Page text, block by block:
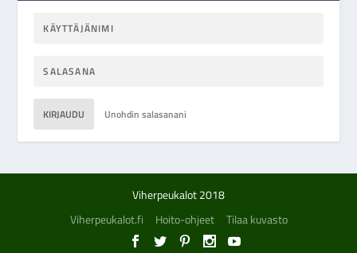
KIRJAUDU Unohdin salasanani
Viherpeukalot 2018
Viherpeukalot.fi
Hoito-ohjeet Tilaa kuvasto